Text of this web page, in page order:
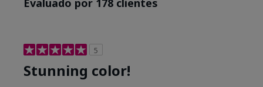
Evaluado por 178 clientes
5
Stunning color!